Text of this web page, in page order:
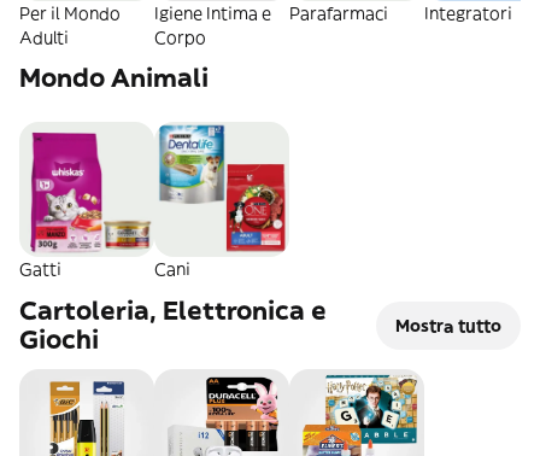
Per il Mondo
Adulti
Igiene Intima e
Corpo
Parafarmaci Integratori
Mondo Animali
Gatti Cani
Cartoleria, Elettronica e
Giochi
Mostra tutto